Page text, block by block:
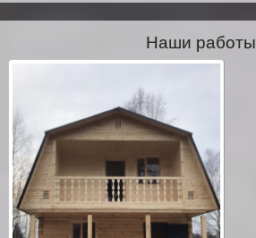
Наши работы